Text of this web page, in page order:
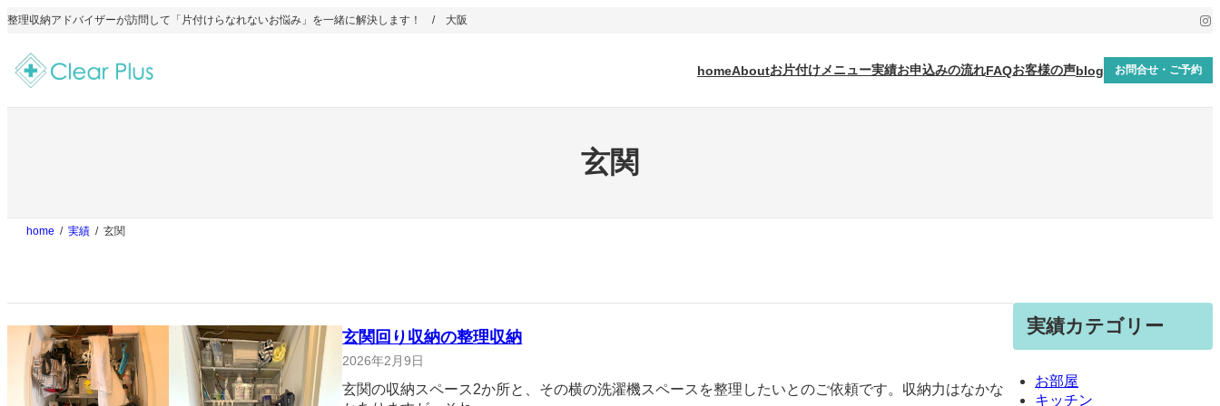
内
ス
ッ
整理収納アドバイザーが訪問して「片付けらなれないお悩み」を一緒に解決します！ / 大阪
homeAboutお片付けメニュー実績お申込みの流れFAQお客様の声blog お問合せ・ご予約
玄関
home 実績 玄関
玄関回り収納の整理収納
2026年2月9日
玄関の収納スペース2か所と、その横の洗濯機スペースを整理したいとのご依頼です。収納力はなかな
実績カテゴリー
お部屋
キッチン